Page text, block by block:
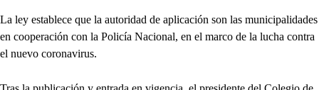
La ley establece que la autoridad de aplicación son las municipalidades
en cooperación con la Policía Nacional, en el marco de la lucha contra
el nuevo coronavirus.